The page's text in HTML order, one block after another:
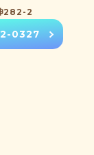
282-2
0327